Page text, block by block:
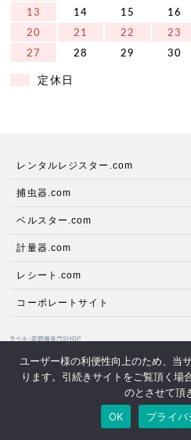
13
14 15 16
20
21 22 23
27
28 29 30
定休日
レンタルレジスター.com
捕虫器.com
ベルスター.com
計量器.com
レシート.com
コーポレートサイト
小売、物流、医療、製造などの各分野で
ラベルプリンターとラベルの専門SHOP
© 2020 愛知計機株式会社
ユーザー様の利便性向上のため、当
ります。引続きサイトをご覧頂く場
のとさせて頂
OK
プライバ